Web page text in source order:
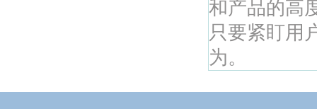
和产品的高
只要紧盯用
为。